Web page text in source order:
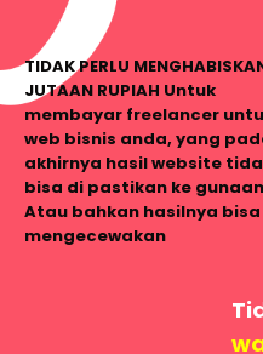
TIDAK PERLU
JUTAAN RUPIAH Untuk
membayar freelancer
web bisnis anda, yang
akhirnya hasil website
bisa di pastikan ke
Atau bahkan hasilnya bisa
mengecewakan